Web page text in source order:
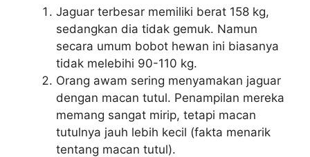
Jaguar terbesar memiliki berat 158 ​​kg,
sedangkan dia tidak gemuk. Namun
secara umum bobot hewan ini biasanya
tidak melebihi 90-110 kg.
Orang awam sering menyamakan jaguar
dengan macan tutul. Penampilan mereka
memang sangat mirip, tetapi macan
tutulnya jauh lebih kecil (fakta menarik
tentang macan tutul).